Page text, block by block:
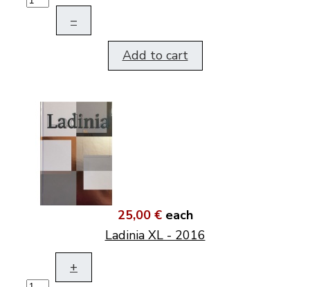
–
Add to cart
25,00 € each
Ladinia XL - 2016
+